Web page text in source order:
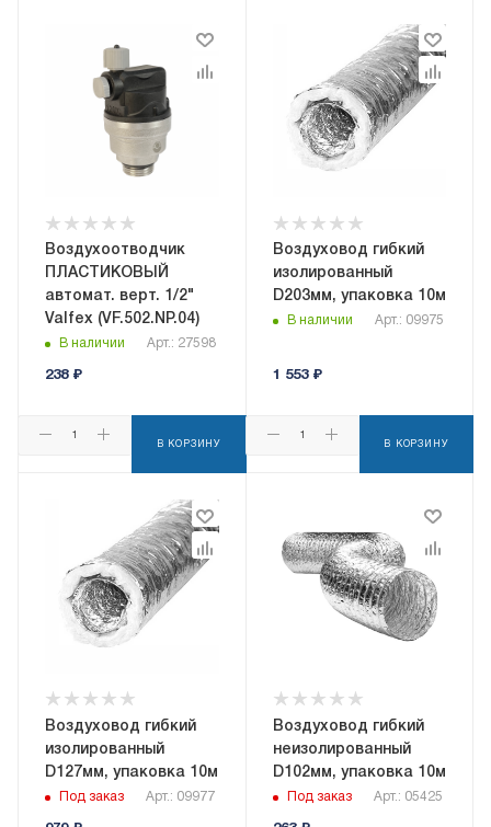
Воздухоотводчик
ПЛАСТИКОВЫЙ
автомат. верт. 1/2"
Valfex (VF.502.NP.04)
В наличии Арт.: 27598
238₽
В КОРЗИНУ
Воздуховод гибкий
изолированный
D203мм, упаковка 10м
В наличии Арт.: 09975
1 553₽
В КОРЗИНУ
Воздуховод гибкий
изолированный
D127мм, упаковка 10м
Под заказ Арт.: 09977
Воздуховод гибкий
неизолированный
D102мм, упаковка 10м
Под заказ Арт.: 05425